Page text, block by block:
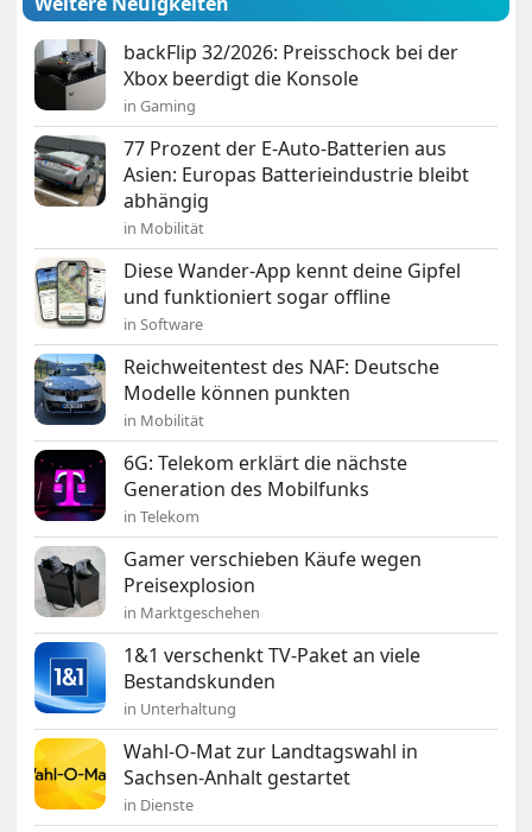
backFlip 32/2026: Preisschock bei der
Xbox beerdigt die Konsole
in Gaming
77 Prozent der E-Auto-Batterien aus
Asien: Europas Batterieindustrie bleibt
abhängig
in Mobilität
Diese Wander-App kennt deine Gipfel
und funktioniert sogar offline
in Software
Reichweitentest des NAF: Deutsche
Modelle können punkten
in Mobilität
6G: Telekom erklärt die nächste
Generation des Mobilfunks
in Telekom
Gamer verschieben Käufe wegen
Preisexplosion
in Marktgeschehen
1&1 verschenkt TV-Paket an viele
Bestandskunden
in Unterhaltung
Wahl-O-Mat zur Landtagswahl in
Sachsen-Anhalt gestartet
in Dienste